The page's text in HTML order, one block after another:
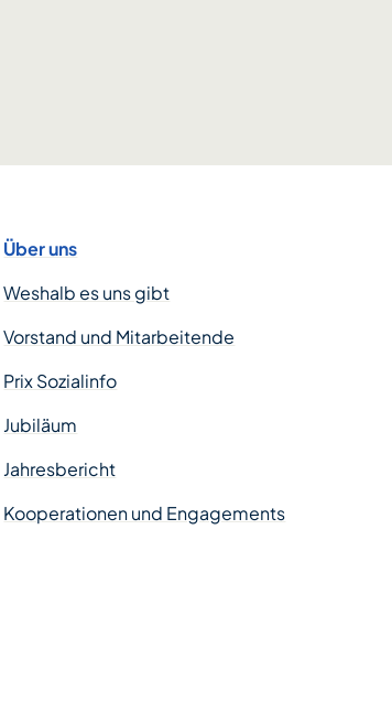
Über uns
Weshalb es uns gibt
Vorstand und Mitarbeitende
Prix Sozialinfo
Jubiläum
Jahresbericht
Kooperationen und Engagements